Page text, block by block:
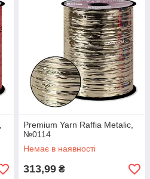
Premium Yarn Raffia Metalic,
№0114
Немає в наявності
313,99 ₴